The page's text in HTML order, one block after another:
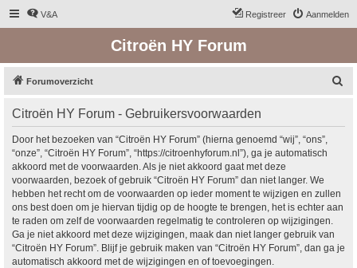
V&A Aanmelden
Registreer
Citroën HY Forum
Forumoverzicht
Citroën HY Forum - Gebruikersvoorwaarden
Door het bezoeken van “Citroën HY Forum” (hierna genoemd “wij”, “ons”,
“onze”, “Citroën HY Forum”, “https://citroenhyforum.nl”), ga je automatisch
akkoord met de voorwaarden. Als je niet akkoord gaat met deze
voorwaarden, bezoek of gebruik “Citroën HY Forum” dan niet langer. We
hebben het recht om de voorwaarden op ieder moment te wijzigen en zullen
ons best doen om je hiervan tijdig op de hoogte te brengen, het is echter aan
te raden om zelf de voorwaarden regelmatig te controleren op wijzigingen.
Ga je niet akkoord met deze wijzigingen, maak dan niet langer gebruik van
“Citroën HY Forum”. Blijf je gebruik maken van “Citroën HY Forum”, dan ga je
automatisch akkoord met de wijzigingen en of toevoegingen.